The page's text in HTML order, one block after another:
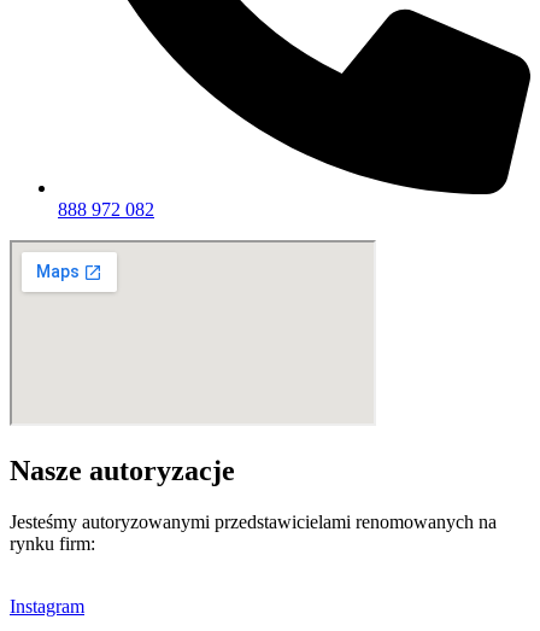
888 972 082
Nasze autoryzacje
Jesteśmy autoryzowanymi przedstawicielami renomowanych na
rynku firm:
Instagram